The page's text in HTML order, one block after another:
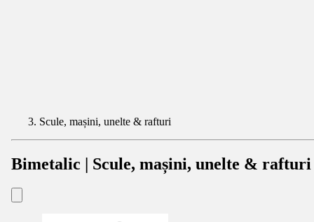
Scule, mașini, unelte & rafturi
Bimetalic | Scule, mașini, unelte & rafturi